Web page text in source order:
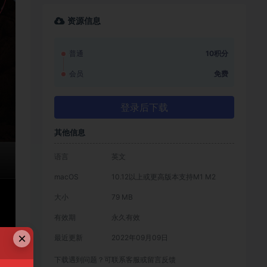
资源信息
普通 10积分
会员 免费
登录后下载
其他信息
语言 英文
macOS 10.12以上或更高版本支持M1 M2
大小 79 MB
有效期 永久有效
最近更新 2022年09月09日
下载遇到问题？可联系客服或留言反馈
×